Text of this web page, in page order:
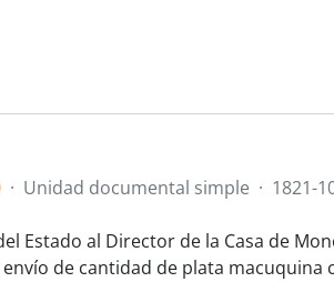
· Unidad documental simple · 1821-
Estado al Director de la Casa de
de cantidad de plata macuquina